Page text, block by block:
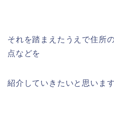
それを踏まえたうえで住所
点などを
紹介していきたいと思います